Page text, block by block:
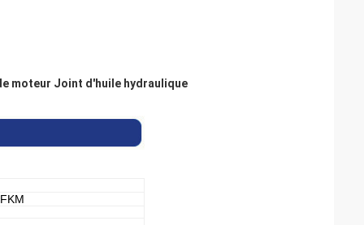
moteur Joint d'huile hydraulique